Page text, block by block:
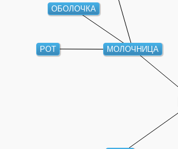
МОЛОЧНИЦА
РОТ
ОБОЛОЧКА